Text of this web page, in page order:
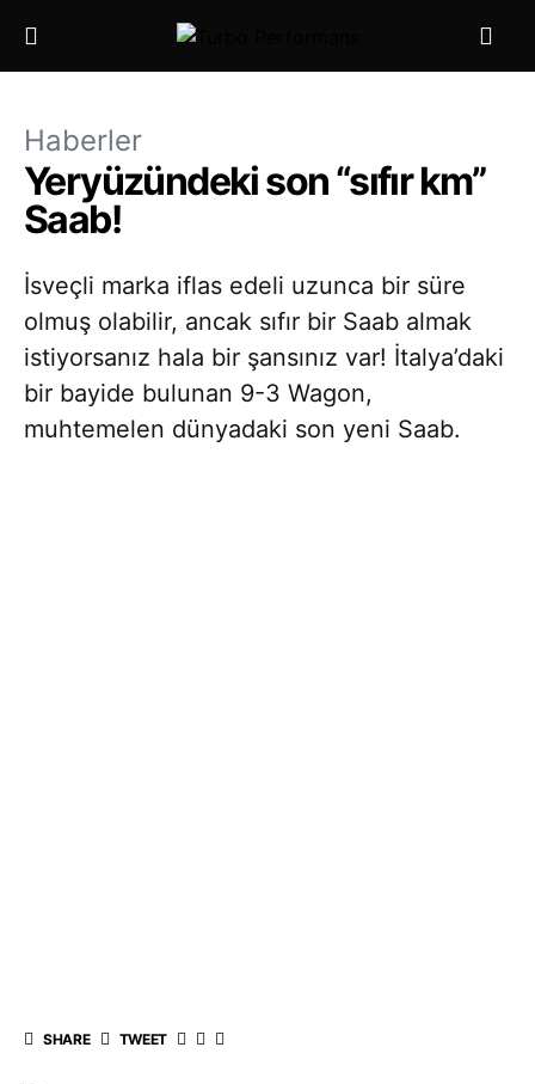
Haberler
Yeryüzündeki son “sıfır km”
Saab!
İsveçli marka iflas edeli uzunca bir süre
olmuş olabilir, ancak sıfır bir Saab almak
istiyorsanız hala bir şansınız var! İtalya’daki
bir bayide bulunan 9-3 Wagon,
muhtemelen dünyadaki son yeni Saab.
SHARE TWEET